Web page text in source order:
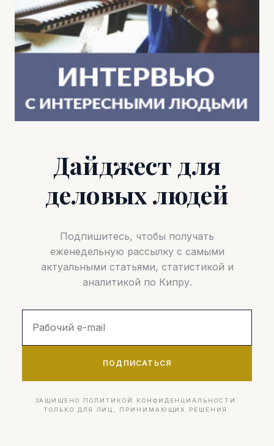
Дайджест для
деловых людей
Подпишитесь, чтобы получать
еженедельную рассылку с самыми
актуальными статьями, статистикой и
аналитикой по Кипру.
ПОДПИСАТЬСЯ
ЗАЩИЩЕНО ПОЛИТИКОЙ КОНФИДЕНЦИАЛЬНОСТИ.
ТОЛЬКО ДЛЯ ЛИЦ, ПРИНИМАЮЩИХ РЕШЕНИЯ.